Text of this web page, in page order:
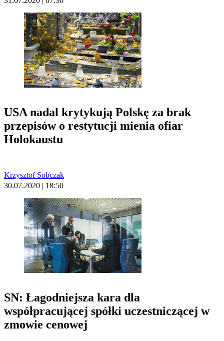
USA nadal krytykują Polskę za brak
przepisów o restytucji mienia ofiar
Holokaustu
Krzysztof Sobczak
30.07.2020 | 18:50
SN: Łagodniejsza kara dla
współpracującej spółki uczestniczącej w
zmowie cenowej